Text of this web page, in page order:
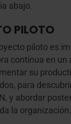
abajo.
PILOTO
piloto es
continua en un
su
para
y abordar
la organización.